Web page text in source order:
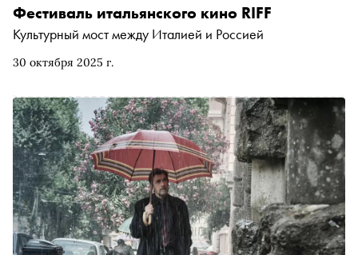
30 октября 2025 г.
Фестиваль итальянского кино RIFF
Культурный мост между Италией и Россией